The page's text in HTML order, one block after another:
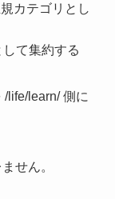
カテゴリとし
て集約する
life/learn/ 側に
せん。